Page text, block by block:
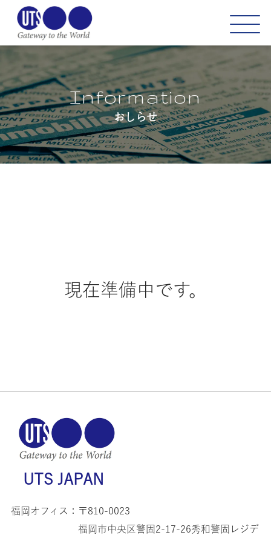
Information
おしらせ
現在準備中です。
UTS JAPAN
福岡オフィス： 〒810-0023
福岡市中央区警固2-17-26秀和警固レジデ